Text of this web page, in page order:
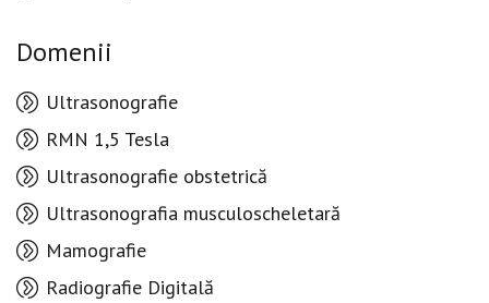
Domenii
Ultrasonografie
RMN 1,5 Tesla
Ultrasonografie obstetrică
Ultrasonografia musculoscheletară
Mamografie
Radiografie Digitală